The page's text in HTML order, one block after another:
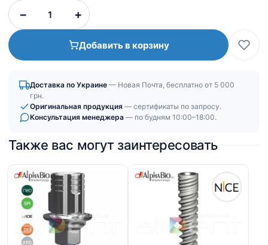
−
Количество
товара
угловые
титановые
Шестигранное
соединение
(IH)
+
Добавить в корзину
Доставка по Украине — Новая Почта, бесплатно от 5 000
грн.
Оригинальная продукция — сертификаты по запросу.
Консультация менеджера — по будням 10:00–18:00.
Также вас могут заинтересовать